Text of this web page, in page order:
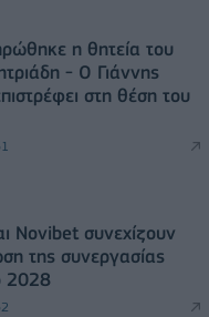
η θητεία του
- Ο Γιάννης
στη θέση του
Novibet συνεχίζουν
της συνεργασίας
2028